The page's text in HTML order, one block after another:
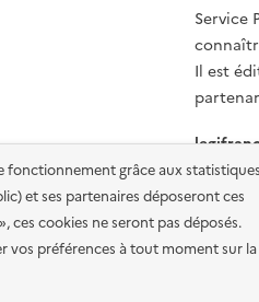
fonctionnement grâce aux statistiques
et ses partenaires déposeront ces
ces cookies ne seront pas déposés.
vos préférences à tout moment sur la
Service
Il est